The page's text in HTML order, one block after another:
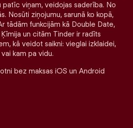
viņam, veidojas saderība. No
Nosūti ziņojumu, sarunā ko kopā,
tādām funkcijām kā Double Date,
un citām Tinder ir radīts
kā veidot saikni: vieglai izklaidei,
kam pa vidu.
bez maksas iOS un Android